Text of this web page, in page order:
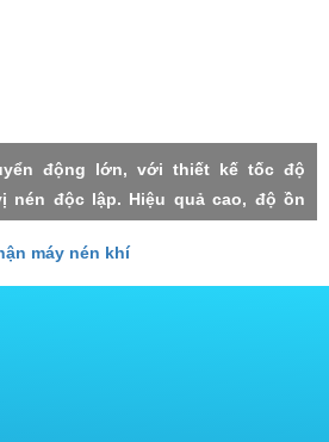
động lớn, với thiết kế tốc độ
nén độc lập. Hiệu quả cao, độ ồn
cấp trục vít đảm nhận với công
chịu lực nhỏ, tuổi thọ cao.
máy nén khí